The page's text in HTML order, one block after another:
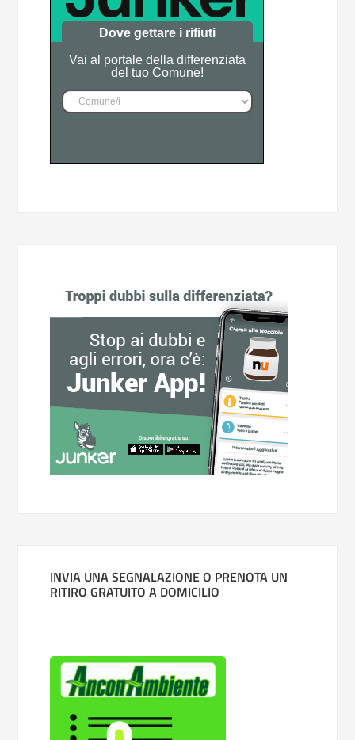
Dove gettare i rifiuti
Vai al portale della differenziata
del tuo Comune!
INVIA UNA SEGNALAZIONE O PRENOTA UN
RITIRO GRATUITO A DOMICILIO